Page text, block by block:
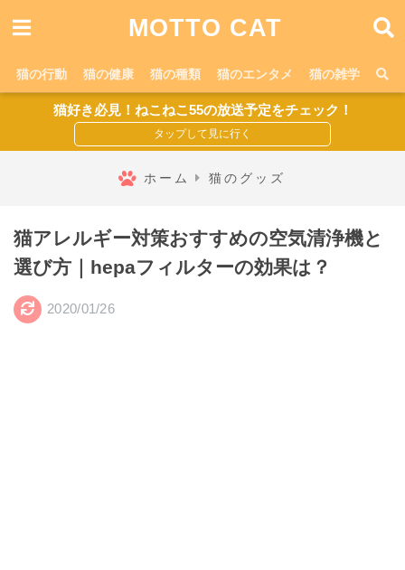
MOTTO CAT
猫の行動 猫の健康 猫の種類 猫のエンタメ 猫の雑学
猫好き必見！ねこねこ55の放送予定をチェック！
ホーム 猫のグッズ
猫アレルギー対策おすすめの空気清浄機と
選び方｜hepaフィルターの効果は？
2020/01/26